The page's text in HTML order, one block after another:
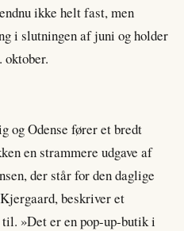
ikke helt fast, men
i slutningen af juni og holder
og Odense fører et bredt
en strammere udgave af
der står for den daglige
beskriver et
»Det er en pop-up-butik i